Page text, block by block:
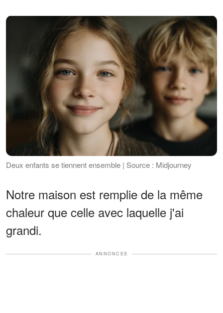
Deux enfants se tiennent ensemble | Source : Midjourney
Notre maison est remplie de la même
chaleur que celle avec laquelle j'ai
grandi.
ANNONCES